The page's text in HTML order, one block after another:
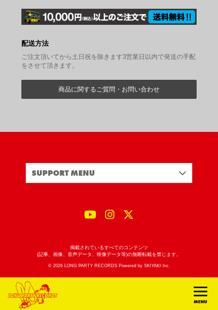
MENU
配送方法
ご注文頂いてから土日祝を除きます3営業日以内で発送の手配
をさせて頂きます。
商品に関するご質問・お問い合わせ
SUPPORT MENU
掲載されているすべてのコンテンツ
(記事、画像、音声データ、映像データ等)の無断転載を禁じます。
© 2026 LONG PARTY RECORDS Powered by SKIYAKI Inc.